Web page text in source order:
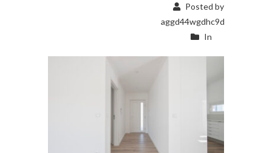
Posted by
aggd44wgdhc9d
In